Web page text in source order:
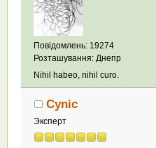
Повідомлень: 19274
Розташування: Днепр
Nihil habeo, nihil curo.
Cynic
Эксперт